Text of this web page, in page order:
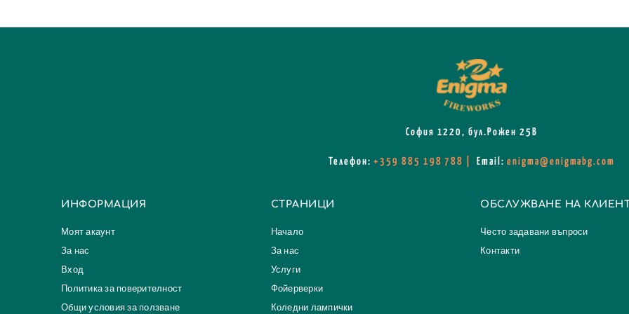
София 1220, бул.Рожен 25В
Телефон: +359 885 198 788 Email:enigma@enigmabg.com
ИНФОРМАЦИЯ
Моят акаунт
За нас
Вход
Политика за поверителност
Общи условия за ползване
СТРАНИЦИ
Начало
За нас
Услуги
Фойерверки
Коледни лампички
ОБСЛУЖВАНЕ НА
Често задавани въпроси
Контакти